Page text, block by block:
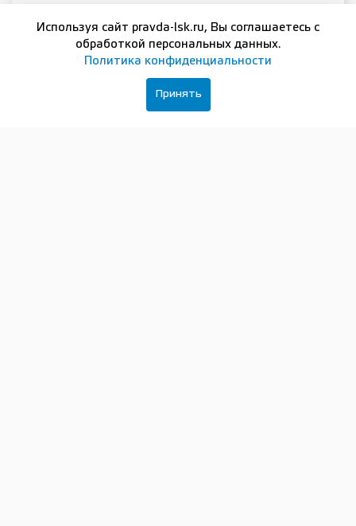
ПОДПИСКА И РЕКЛАМА
Используя сайт pravda-lsk.ru, Вы соглашаетесь с
обработкой персональных данных.
Политика конфиденциальности
Принять